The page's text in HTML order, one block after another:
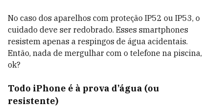
No caso dos aparelhos com proteção IP52 ou IP53, o
cuidado deve ser redobrado. Esses smartphones
resistem apenas a respingos de água acidentais.
Então, nada de mergulhar com o telefone na piscina,
ok?
Todo iPhone é à prova d’água (ou
resistente)